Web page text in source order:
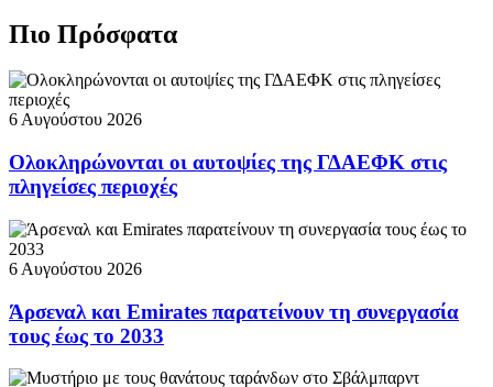
Πιο Πρόσφατα
6 Αυγούστου 2026
Ολοκληρώνονται οι αυτοψίες της ΓΔΑΕΦΚ στις
πληγείσες περιοχές
6 Αυγούστου 2026
Άρσεναλ και Emirates παρατείνουν τη συνεργασία
τους έως το 2033